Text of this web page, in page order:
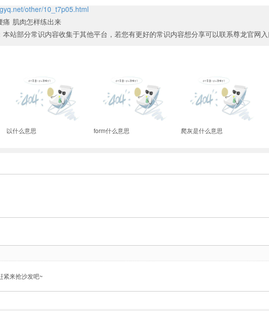
other/10_t7p05.html
痛 肌肉怎样练出来
本站部分常识内容收集于其他平台，若您有更好的常识内容想分享可以联系尊龙官网入
以什么意思 form什么意思 爬灰是什么意思
紧来抢沙发吧~